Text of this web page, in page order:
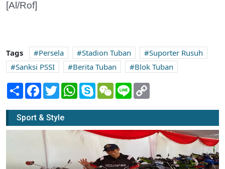
[Al/Rof]
Tags Persela Stadion Tuban
Suporter Rusuh
Sanksi PSSI
Berita Tuban
Blok Tuban
Share Facebook
TwitterWhatsApp
SkypeWeChatLine
Sport & Style